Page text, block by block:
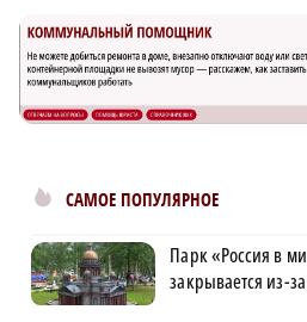
САМОЕ ПОПУЛЯРНОЕ
Парк «Россия в
закрывается из-за